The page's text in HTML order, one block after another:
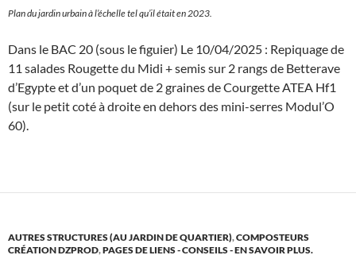
Plan du jardin urbain à l’échelle tel qu’il était en 2023.
Dans le BAC 20 (sous le figuier) Le 10/04/2025 : Repiquage de
11 salades Rougette du Midi + semis sur 2 rangs de Betterave
d’Egypte et d’un poquet de 2 graines de Courgette ATEA Hf1
(sur le petit coté à droite en dehors des mini-serres Modul’O
60).
AUTRES STRUCTURES (AU JARDIN DE QUARTIER),COMPOSTEURS
CRÉATION DZPROD,PAGES DE LIENS - CONSEILS - EN SAVOIR PLUS.